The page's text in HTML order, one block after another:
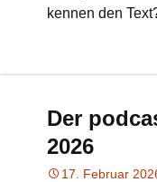
kennen den
Der
2026
17. Februar